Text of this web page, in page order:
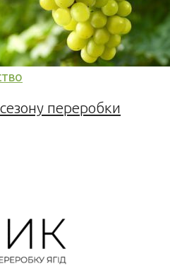
переробки